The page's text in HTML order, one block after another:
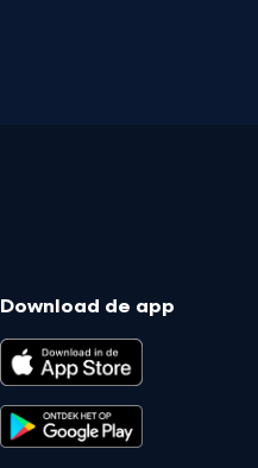
Download de app